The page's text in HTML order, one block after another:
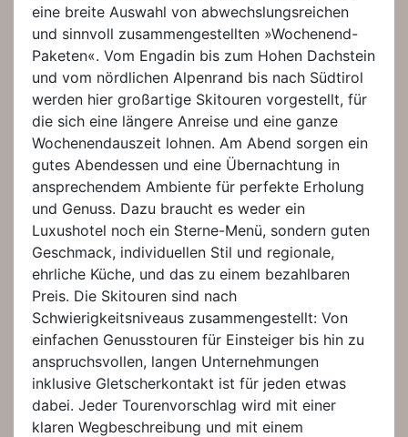
eine breite Auswahl von abwechslungsreichen
und sinnvoll zusammengestellten »Wochenend-
Paketen«. Vom Engadin bis zum Hohen Dachstein
und vom nördlichen Alpenrand bis nach Südtirol
werden hier großartige Skitouren vorgestellt, für
die sich eine längere Anreise und eine ganze
Wochenendauszeit lohnen. Am Abend sorgen ein
gutes Abendessen und eine Übernachtung in
ansprechendem Ambiente für perfekte Erholung
und Genuss. Dazu braucht es weder ein
Luxushotel noch ein Sterne-Menü, sondern guten
Geschmack, individuellen Stil und regionale,
ehrliche Küche, und das zu einem bezahlbaren
Preis. Die Skitouren sind nach
Schwierigkeitsniveaus zusammengestellt: Von
einfachen Genusstouren für Einsteiger bis hin zu
anspruchsvollen, langen Unternehmungen
inklusive Gletscherkontakt ist für jeden etwas
dabei. Jeder Tourenvorschlag wird mit einer
klaren Wegbeschreibung und mit einem